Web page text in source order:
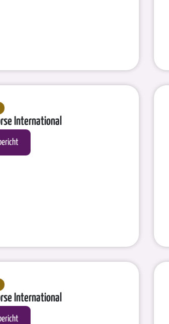
International
International